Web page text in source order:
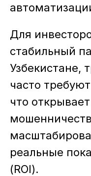
Для
стабильный
Узбекистане,
часто
что
реальные
(ROI).